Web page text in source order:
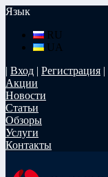
Язык
RU
UA
| Вход | Регистрация |
Акции
Новости
Статьи
Обзоры
Услуги
Контакты